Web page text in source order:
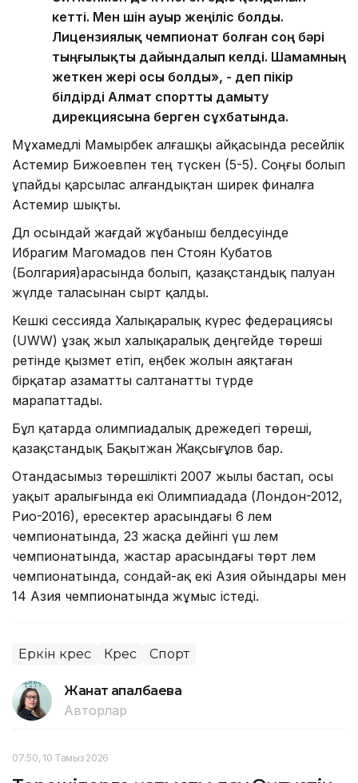
кетті. Мен үшін ауыр жеңіліс болды.
Лицензиялық чемпионат болған соң бәрі
тыңғылықты дайындалып келді. Шамамның
жеткен жері осы болды», - деп пікір
білдірді Алмат спортты дамыту
дирекциясына берген сұхбатында.
Мұхамедәлі Мамырбек алғашқы айқасында ресейлік
Астемир Бижоевпен тең түскен (5-5). Соңғы болып
ұпайды қарсылас алғандықтан ширек финалға
Астемир шықты.
Дәл осындай жағдай жұбаныш белдесуінде
Ибрагим Магомадов пен Стоян Кубатов
(Болгария)арасында болып, қазақстандық палуан
жүлде таласынан сырт қалды.
Кешкі сессияда Халықаралық күрес федерациясы
(UWW) ұзақ жыл халықаралық деңгейде төреші
ретінде қызмет етіп, еңбек жолын аяқтаған
бірқатар азаматты салтанатты түрде
марапаттады.
Бұл қатарда олимпиадалық дәрежедегі төреші,
қазақстандық Бақытжан Жақсығұлов бар.
Отандасымыз төрешілікті 2007 жылы бастап, осы
уақыт аралығында екі Олимпиадада (Лондон-2012,
Рио-2016), ересектер арасындағы 6 әлем
чемпионатында, 23 жасқа дейінгі үш әлем
чемпионатында, жастар арасындағы төрт әлем
чемпионатында, сондай-ақ екі Азия ойындары мен
14 Азия чемпионатында жұмыс істеді.
Еркін күрес Күрес Спорт
Жанат Қапалбаева
Авторлар
07:50, 10 Тамыз 2026